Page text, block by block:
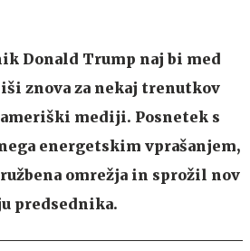
Donald Trump naj bi med
znova za nekaj trenutkov
mediji. Posnetek s
energetskim vprašanjem,
omrežja in sprožil nov
predsednika.